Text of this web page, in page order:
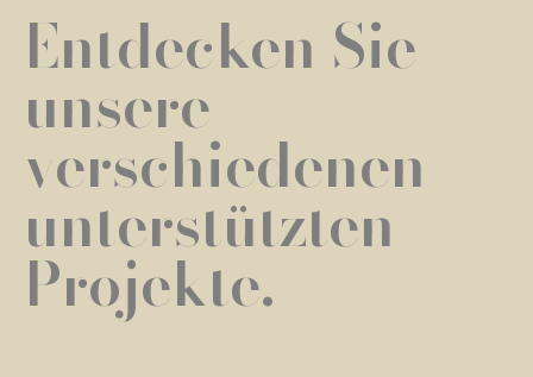
Entdecken Sie
unsere
verschiedenen
unterstützten
Projekte.